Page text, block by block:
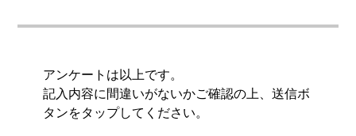
アンケートは以上です。
記入内容に間違いがないかご確認の上、送信ボ
タンをタップしてください。